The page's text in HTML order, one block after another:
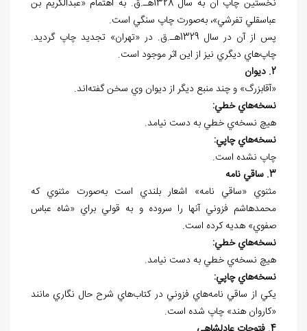
نخستين چاپ آن به سال 1328هـ.ق. به اهتمام «عبدالکريم بن
عباسقلي تفرشي»، به‌صورت چاپ سنگي است.
پس از آن در سال 1329هـ.ق. در «تهران» تجديد چاپ گرديد.
چاپ‌هاي ديگري نيز از اين اثر موجود است.
2. ديوان
«آقابزرگ» و چند منبع ديگر از ديوان وي سخن گفته‌اند.
نسخههاي خطي:
هيچ نسخهي خطي به دست نيامد.
نسخههاي چاپي:
چاپ نشده است.
3. ساقي نامه
مثنوي «ساقي نامه» اشعار بلندي است به‌صورت مثنوي که
محمدهاشم فزوني آنها را سروده و به قولي براي «شاه عباس
صفوي» هديه کرده است.
نسخههاي خطي:
هيچ نسخهي خطي به دست نيامد.
نسخههاي چاپي:
يکي از ساقي ‌نامه‌هاي فزوني در کتاب‌هاي شرح‌ حال ‌نگاري مانند
«کاروان هند» چاپ شده است.